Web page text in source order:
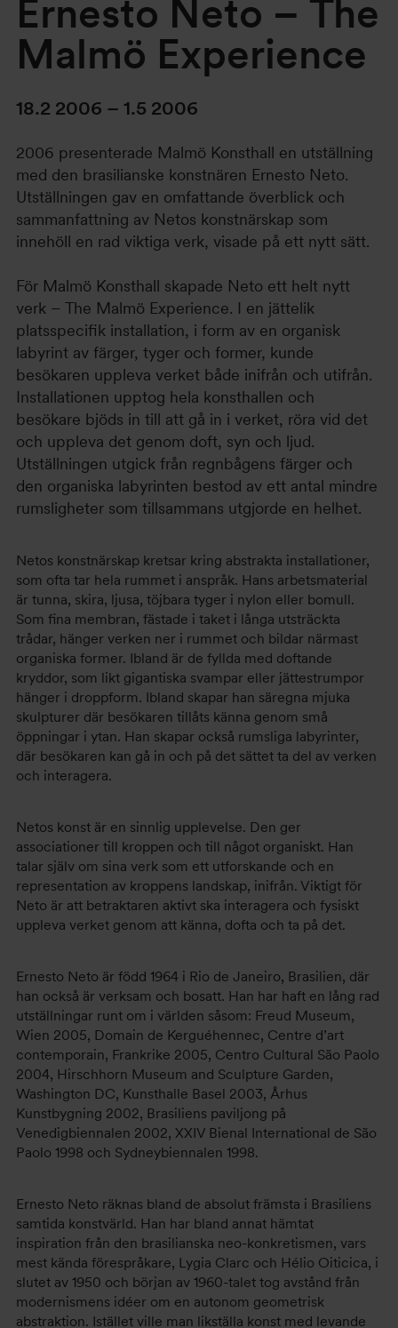
Ernesto Neto – The
Malmö Experience
18.2 2006 – 1.5 2006
2006 presenterade Malmö Konsthall en utställning
med den brasilianske konstnären Ernesto Neto.
Utställningen gav en omfattande överblick och
sammanfattning av Netos konstnärskap som
innehöll en rad viktiga verk, visade på ett nytt sätt.
För Malmö Konsthall skapade Neto ett helt nytt
verk – The Malmö Experience. I en jättelik
platsspecifik installation, i form av en organisk
labyrint av färger, tyger och former, kunde
besökaren uppleva verket både inifrån och utifrån.
Installationen upptog hela konsthallen och
besökare bjöds in till att gå in i verket, röra vid det
och uppleva det genom doft, syn och ljud.
Utställningen utgick från regnbågens färger och
den organiska labyrinten bestod av ett antal mindre
rumsligheter som tillsammans utgjorde en helhet.
Netos konstnärskap kretsar kring abstrakta installationer,
som ofta tar hela rummet i anspråk. Hans arbetsmaterial
är tunna, skira, ljusa, töjbara tyger i nylon eller bomull.
Som fina membran, fästade i taket i långa utsträckta
trådar, hänger verken ner i rummet och bildar närmast
organiska former. Ibland är de fyllda med doftande
kryddor, som likt gigantiska svampar eller jättestrumpor
hänger i droppform. Ibland skapar han säregna mjuka
skulpturer där besökaren tillåts känna genom små
öppningar i ytan. Han skapar också rumsliga labyrinter,
där besökaren kan gå in och på det sättet ta del av verken
och interagera.
Netos konst är en sinnlig upplevelse. Den ger
associationer till kroppen och till något organiskt. Han
talar själv om sina verk som ett utforskande och en
representation av kroppens landskap, inifrån. Viktigt för
Neto är att betraktaren aktivt ska interagera och fysiskt
uppleva verket genom att känna, dofta och ta på det.
Ernesto Neto är född 1964 i Rio de Janeiro, Brasilien, där
han också är verksam och bosatt. Han har haft en lång rad
utställningar runt om i världen såsom: Freud Museum,
Wien 2005, Domain de Kerguéhennec, Centre d’art
contemporain, Frankrike 2005, Centro Cultural São Paolo
2004, Hirschhorn Museum and Sculpture Garden,
Washington DC, Kunsthalle Basel 2003, Århus
Kunstbygning 2002, Brasiliens paviljong på
Venedigbiennalen 2002, XXIV Bienal International de São
Paolo 1998 och Sydneybiennalen 1998.
Ernesto Neto räknas bland de absolut främsta i Brasiliens
samtida konstvärld. Han har bland annat hämtat
inspiration från den brasilianska neo-konkretismen, vars
mest kända förespråkare, Lygia Clarc och Hélio Oiticica, i
slutet av 1950 och början av 1960-talet tog avstånd från
modernismens idéer om en autonom geometrisk
abstraktion. Istället ville man likställa konst med levande